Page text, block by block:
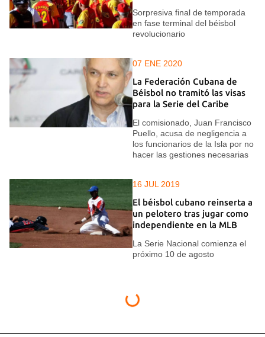
Sorpresiva final de temporada
en fase terminal del béisbol
revolucionario
07 ENE 2020
La Federación Cubana de
Béisbol no tramitó las visas
para la Serie del Caribe
El comisionado, Juan Francisco
Puello, acusa de negligencia a
los funcionarios de la Isla por no
hacer las gestiones necesarias
16 JUL 2019
El béisbol cubano reinserta a
un pelotero tras jugar como
independiente en la MLB
La Serie Nacional comienza el
próximo 10 de agosto